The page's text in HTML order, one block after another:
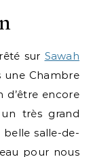
sur Sawah
une Chambre
d’être encore
très grand
belle salle-de-
pour nous